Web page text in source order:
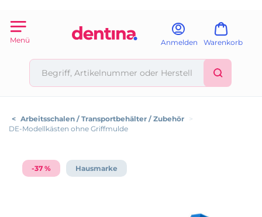
Menü Anmelden Warenkorb
< Arbeitsschalen / Transportbehälter / Zubehör >
DE-Modellkästen ohne Griffmulde
-37 % Hausmarke